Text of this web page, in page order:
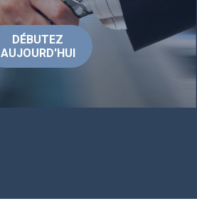
DÉBUTEZ
AUJOURD'HUI